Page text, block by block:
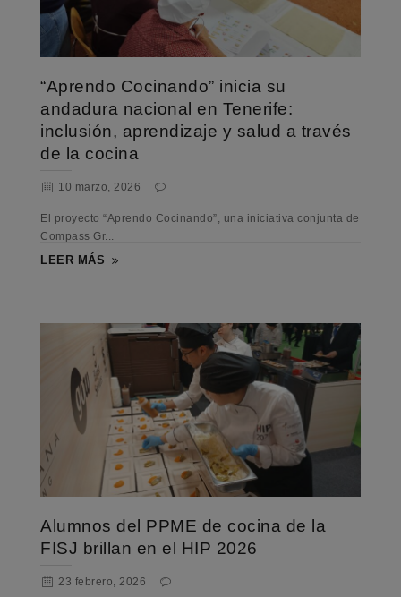
“Aprendo Cocinando” inicia su
andadura nacional en Tenerife:
inclusión, aprendizaje y salud a través
de la cocina
10 marzo, 2026
El proyecto “Aprendo Cocinando”, una iniciativa conjunta de
Compass Gr...
LEER MÁS
Alumnos del PPME de cocina de la
FISJ brillan en el HIP 2026
23 febrero, 2026